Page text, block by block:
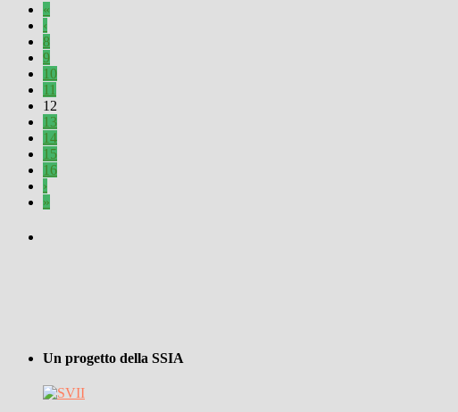
«
‹
8
9
10
11
12
13
14
15
16
›
»
Un progetto della SSIA